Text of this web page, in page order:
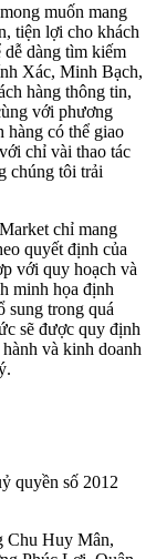
muốn mang
tiện lợi cho khách
dàng tìm kiếm
Xác, Minh Bạch,
hàng thông tin,
với phương
hàng có thể giao
chỉ vài thao tác
chúng tôi trải
chỉ mang
quyết định của
với quy hoạch và
minh họa định
sung trong quá
sẽ được quy định
và kinh doanh
quyền số 2012
Chu Huy Mân,